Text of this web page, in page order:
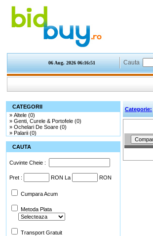
06 Aug. 2026 06:16:51 Cauta
CATEGORII
» Altele (0)
» Genti, Curele & Portofele (0)
» Ochelari De Soare (0)
» Palarii (0)
CAUTA
Cuvinte Cheie :
Pret : RON La RON
Cumpara Acum
Metoda Plata
Transport Gratuit
Categorie: